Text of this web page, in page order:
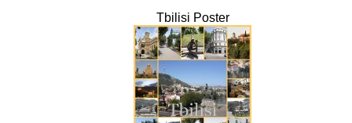
Tbilisi Poster